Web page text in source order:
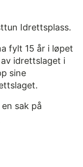
Idrettsplass.
fylt 15 år i løpet
idrettslaget i
sine
sak på